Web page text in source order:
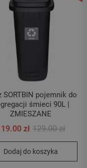
SORTBIN pojemnik do
śmieci 90L |
ZMIESZANE
129.00zł
cena
129.00
zł
cena
119.00
Dodaj do koszyka